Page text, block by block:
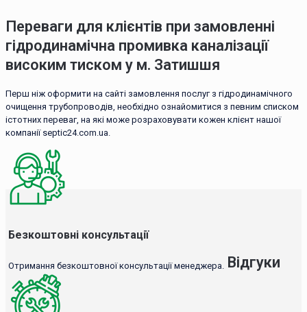
Переваги для клієнтів при замовленні
гідродинамічна промивка каналізації
високим тиском у м. Затишшя
Перш ніж оформити на сайті замовлення послуг з гідродинамічного
очищення трубопроводів, необхідно ознайомитися з певним списком
істотних переваг, на які може розраховувати кожен клієнт нашої
компанії septic24.com.ua.
Безкоштовні консультації
Отримання безкоштовної консультації менеджера. Відгуки